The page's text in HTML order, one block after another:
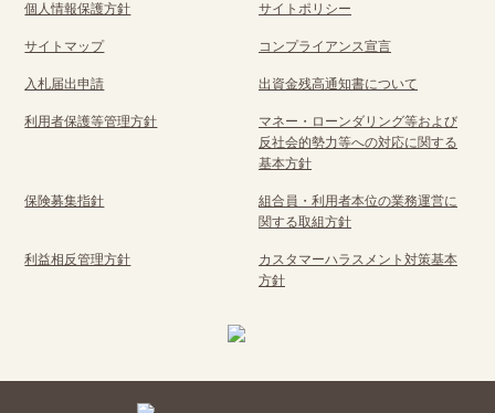
個人情報保護方針 サイトポリシー
サイトマップ コンプライアンス宣言
入札届出申請 出資金残高通知書について
利用者保護等管理方針
マネー・ローンダリング等および
反社会的勢力等への対応に関する
基本方針
保険募集指針
組合員・利用者本位の業務運営に
関する取組方針
利益相反管理方針
カスタマーハラスメント対策基本
方針